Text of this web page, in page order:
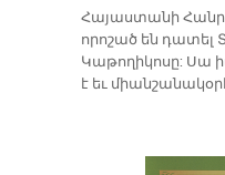
​Հայաստանի
որոշած են դատել
Կաթողիկոսը: Սա
է եւ